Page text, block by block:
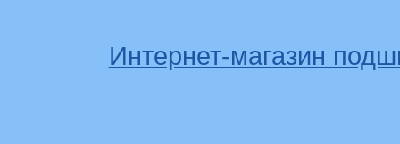
Интернет-магазин